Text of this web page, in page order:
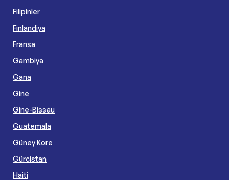
Filipinler
Finlandiya
Fransa
Gambiya
Gana
Gine
Gine-Bissau
Guatemala
Güney Kore
Gürcistan
Haiti